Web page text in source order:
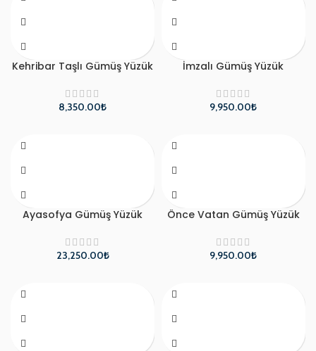
Kehribar Taşlı Gümüş Yüzük
₺
İmzalı Gümüş Yüzük
₺
Ayasofya Gümüş Yüzük
₺
Önce Vatan Gümüş Yüzük
₺